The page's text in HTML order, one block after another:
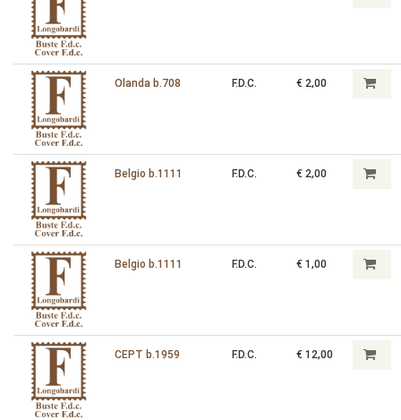
Olanda b.708 F.D.C. € 2,00
Belgio b.1111 F.D.C. € 2,00
Belgio b.1111 F.D.C. € 1,00
CEPT b.1959 F.D.C. € 12,00